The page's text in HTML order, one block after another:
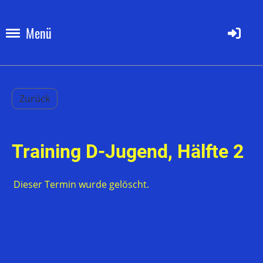
Menü
Zurück
Training D-Jugend, Hälfte 2
Dieser Termin wurde gelöscht.